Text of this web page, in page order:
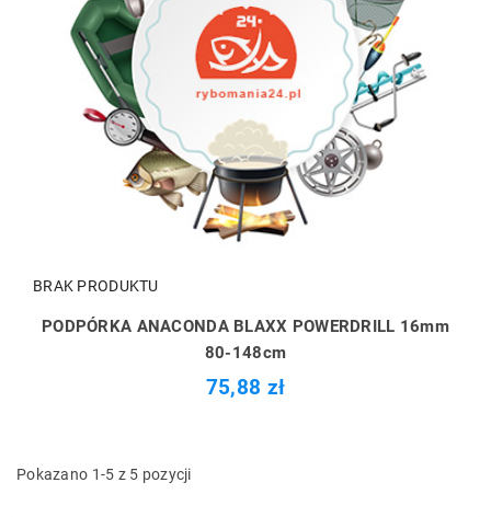
BRAK PRODUKTU
PODPÓRKA ANACONDA BLAXX POWERDRILL 16mm
80-148cm
75,88 zł
Pokazano 1-5 z 5 pozycji